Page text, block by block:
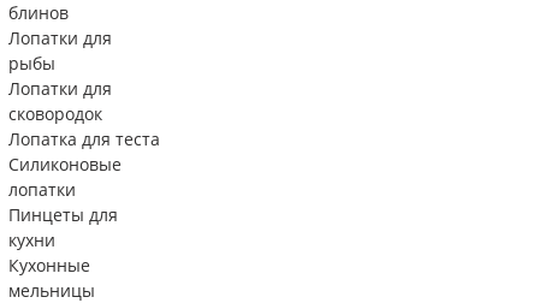
блинов
Лопатки для
рыбы
Лопатки для
сковородок
Лопатка для теста
Силиконовые
лопатки
Пинцеты для
кухни
Кухонные
мельницы